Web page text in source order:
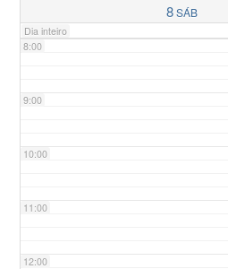
8SÁB
Dia inteiro
8:00
9:00
10:00
11:00
12:00